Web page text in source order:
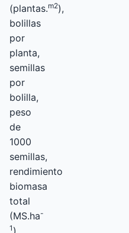
(plantas.m2),
bolillas
por
planta,
semillas
por
bolilla,
peso
de
1000
semillas,
rendimiento
biomasa
total
(MS.ha-
1 ),